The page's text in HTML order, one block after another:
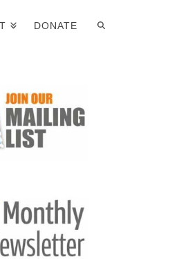
DONATE